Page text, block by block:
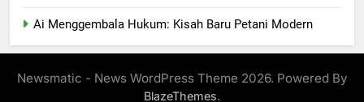
Ai Menggembala Hukum: Kisah Baru Petani Modern
Newsmatic - News WordPress Theme 2026. Powered By
BlazeThemes.